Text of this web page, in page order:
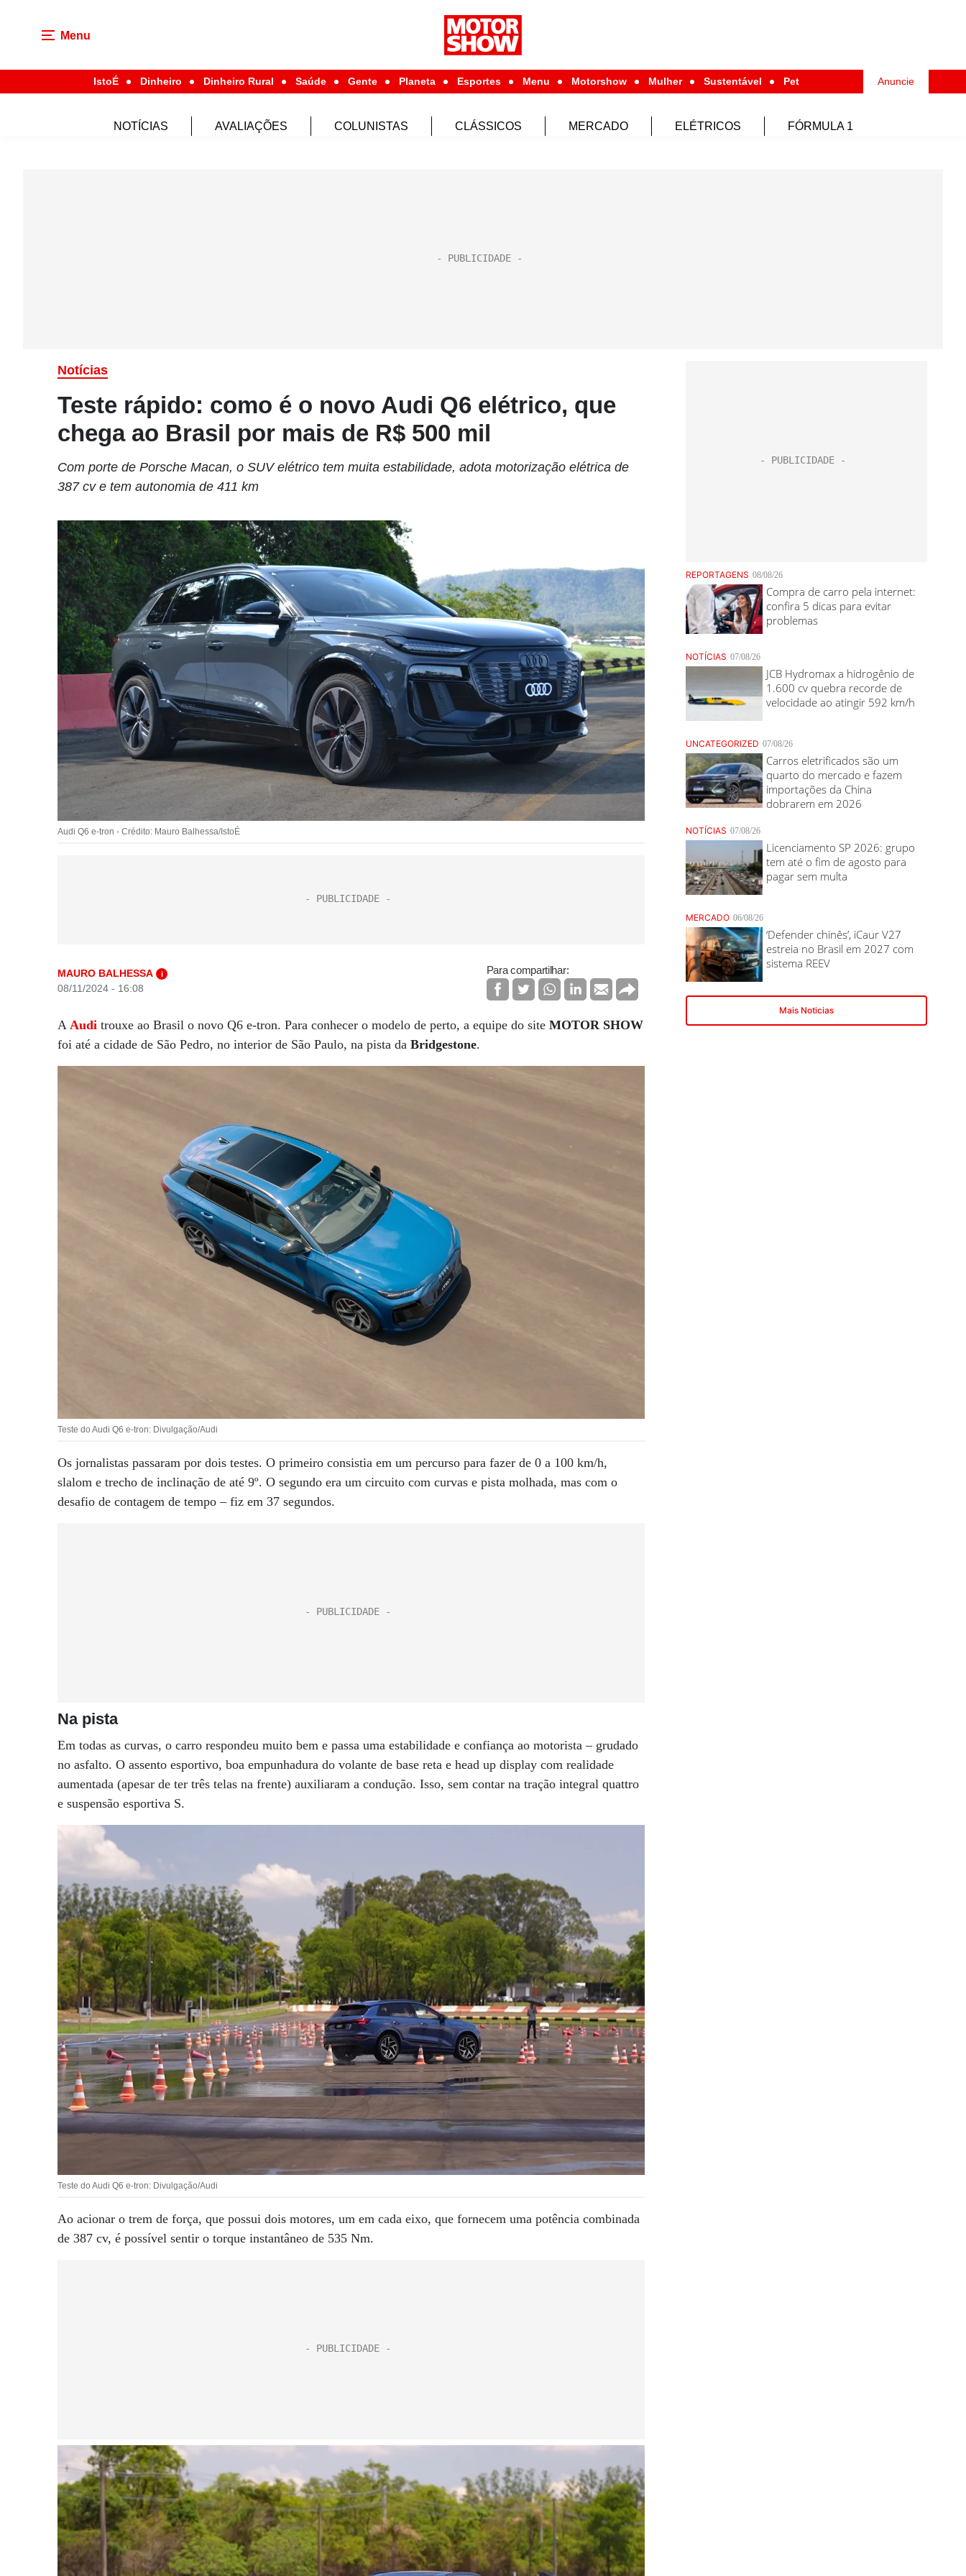
Menu
IstoÉ Dinheiro Dinheiro Rural Saúde Gente Planeta Esportes Menu Motorshow Mulher Sustentável Pet Anuncie
NOTÍCIAS AVALIAÇÕES COLUNISTAS CLÁSSICOS MERCADO ELÉTRICOS FÓRMULA 1
Notícias
Teste rápido: como é o novo Audi Q6 elétrico, que
chega ao Brasil por mais de R$ 500 mil
Com porte de Porsche Macan, o SUV elétrico tem muita estabilidade, adota motorização elétrica de
387 cv e tem autonomia de 411 km
Audi Q6 e-tron - Crédito: Mauro Balhessa/IstoÉ
MAURO BALHESSA i
08/11/2024 - 16:08
Para compartilhar:
A Audi trouxe ao Brasil o novo Q6 e-tron. Para conhecer o modelo de perto, a equipe do site MOTOR SHOW
foi até a cidade de São Pedro, no interior de São Paulo, na pista da Bridgestone.
Teste do Audi Q6 e-tron: Divulgação/Audi
Os jornalistas passaram por dois testes. O primeiro consistia em um percurso para fazer de 0 a 100 km/h,
slalom e trecho de inclinação de até 9º. O segundo era um circuito com curvas e pista molhada, mas com o
desafio de contagem de tempo – fiz em 37 segundos.
Na pista
Em todas as curvas, o carro respondeu muito bem e passa uma estabilidade e confiança ao motorista – grudado
no asfalto. O assento esportivo, boa empunhadura do volante de base reta e head up display com realidade
aumentada (apesar de ter três telas na frente) auxiliaram a condução. Isso, sem contar na tração integral quattro
e suspensão esportiva S.
Teste do Audi Q6 e-tron: Divulgação/Audi
Ao acionar o trem de força, que possui dois motores, um em cada eixo, que fornecem uma potência combinada
de 387 cv, é possível sentir o torque instantâneo de 535 Nm.